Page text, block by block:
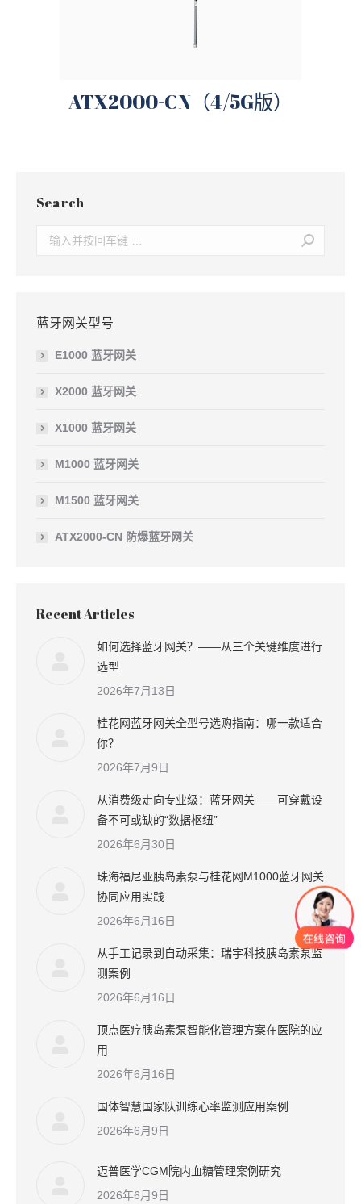
ATX2000-CN（4/5G版）
Search
Search:
蓝牙网关型号
E1000 蓝牙网关
X2000 蓝牙网关
X1000 蓝牙网关
M1000 蓝牙网关
M1500 蓝牙网关
ATX2000-CN 防爆蓝牙网关
Recent Articles
如何选择蓝牙网关？——从三个关键维度进行
选型
2026年7月13日
桂花网蓝牙网关全型号选购指南：哪一款适合
你？
2026年7月9日
从消费级走向专业级：蓝牙网关——可穿戴设
备不可或缺的“数据枢纽”
2026年6月30日
珠海福尼亚胰岛素泵与桂花网M1000蓝牙网关
协同应用实践
2026年6月16日
从手工记录到自动采集：瑞宇科技胰岛素泵监
测案例
2026年6月16日
顶点医疗胰岛素泵智能化管理方案在医院的应
用
2026年6月16日
国体智慧国家队训练心率监测应用案例
2026年6月9日
迈普医学CGM院内血糖管理案例研究
2026年6月9日